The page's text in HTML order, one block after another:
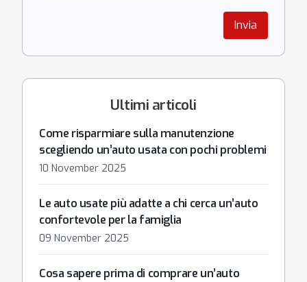
Invia
Ultimi articoli
Come risparmiare sulla manutenzione
scegliendo un’auto usata con pochi problemi
10 November 2025
Le auto usate più adatte a chi cerca un’auto
confortevole per la famiglia
09 November 2025
Cosa sapere prima di comprare un’auto